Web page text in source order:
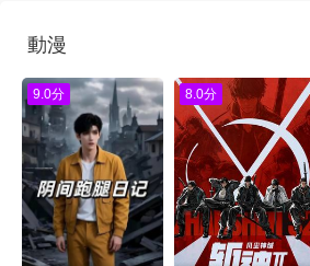
動漫
9.0分 8.0分